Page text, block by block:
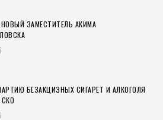
ЗАМЕСТИТЕЛЬ АКИМА
БЕЗАКЦИЗНЫХ СИГАРЕТ И АЛКОГОЛЯ